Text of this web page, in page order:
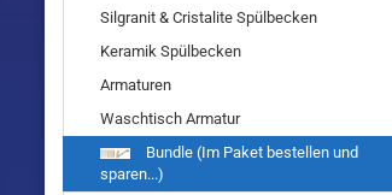
Standgeräte
Silgranit & Cristalite Spülbecken
Keramik Spülbecken
Armaturen
Waschtisch Armatur
Bundle (Im Paket bestellen und
sparen...)